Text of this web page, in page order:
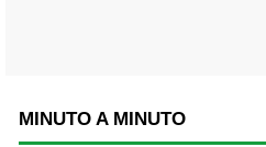
MINUTO A MINUTO